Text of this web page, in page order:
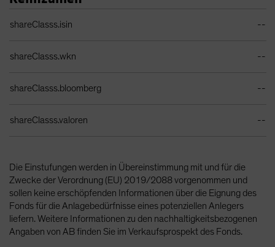
shareClasss.isin --
shareClasss.wkn --
shareClasss.bloomberg --
shareClasss.valoren --
Die Einstufungen werden in Übereinstimmung mit und für die
Zwecke der Verordnung (EU) 2019/2088 vorgenommen und
sollen keine erschöpfenden Informationen über die Eignung des
Fonds für die Anlagebedürfnisse eines potenziellen Anlegers
liefern. Weitere Informationen zu den nachhaltigkeitsbezogenen
Angaben von AB finden Sie im Verkaufsprospekt des Fonds.